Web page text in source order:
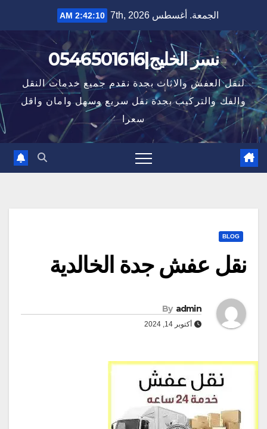
content
الجمعة. أغسطس 7th, 2026 2:42:11 AM
نسر الخليج|0546501616
لنقل العفش والاثاث بجدة نقدم جميع خدمات النقل
والفك والتركيب بجدة نقل سريع وسهل وامان واقل
سعرا
BLOG
نقل عفش جدة الخالدية
By admin
أكتوبر 14, 2024